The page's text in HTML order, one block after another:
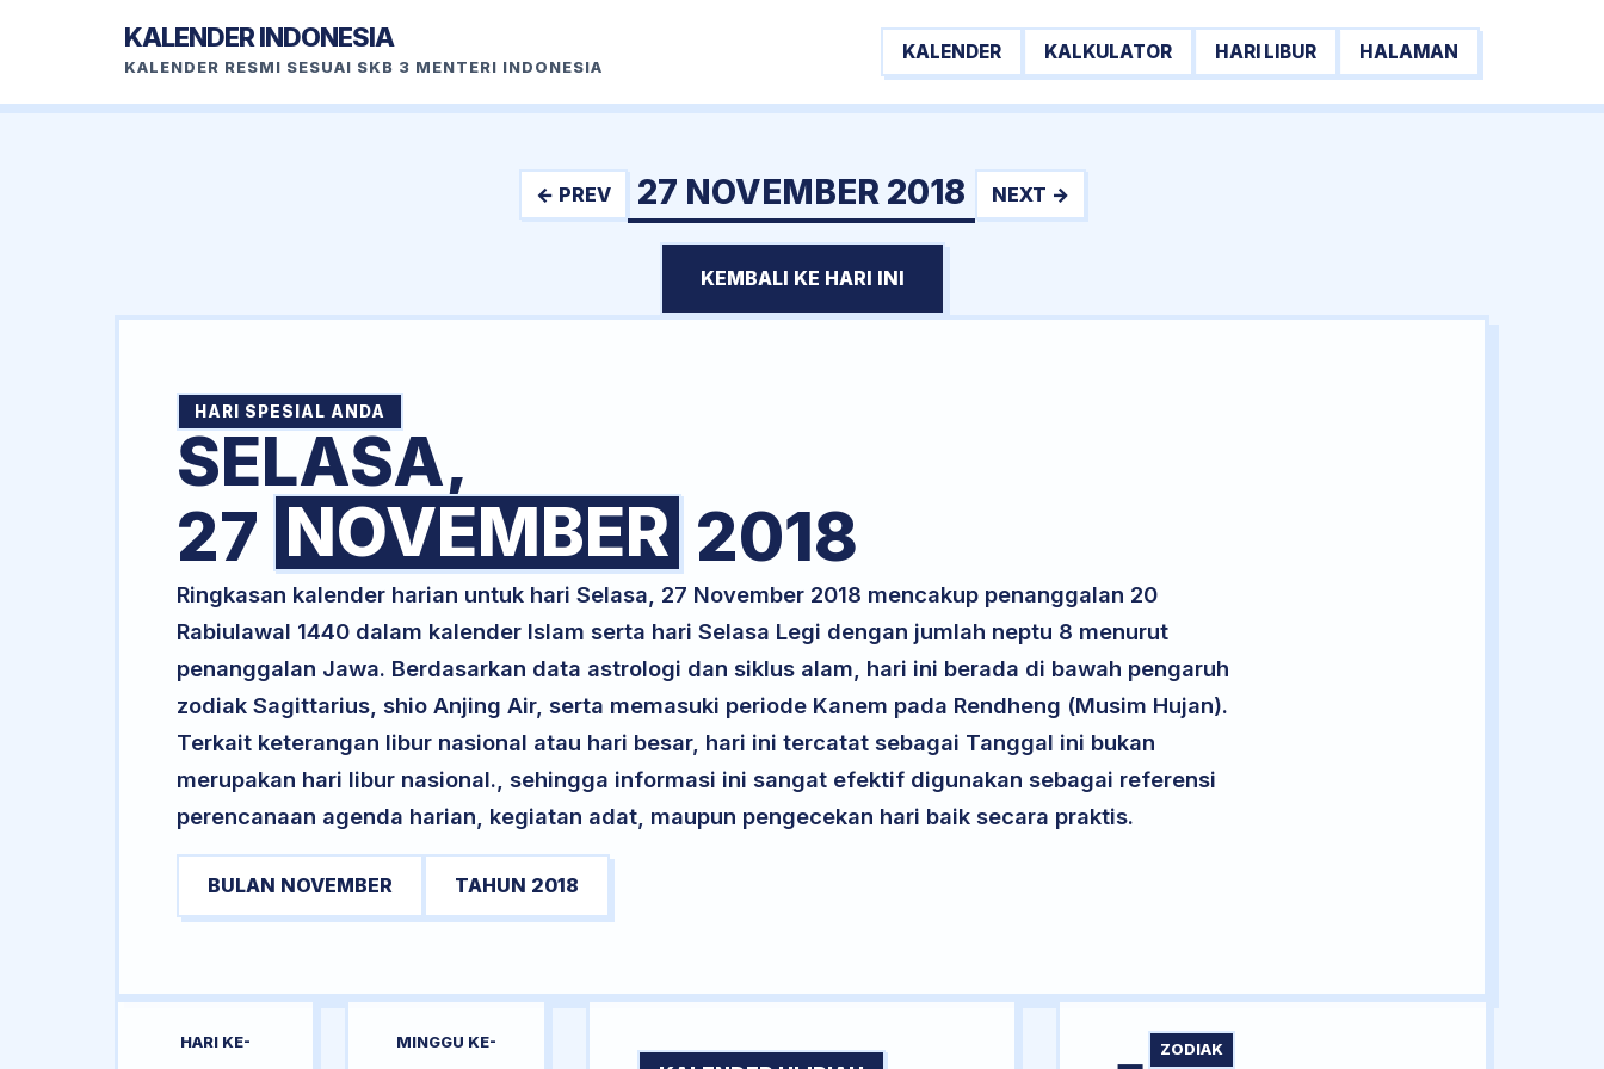
KALENDER INDONESIA
KALENDER RESMI SESUAI SKB 3 MENTERI INDONESIA
KALENDER KALKULATOR HARI LIBUR HALAMAN
← PREV 27 NOVEMBER 2018 NEXT →
KEMBALI KE HARI INI
HARI SPESIAL ANDA
SELASA,
27 NOVEMBER 2018
Ringkasan kalender harian untuk hari Selasa, 27 November 2018 mencakup penanggalan 20
Rabiulawal 1440 dalam kalender Islam serta hari Selasa Legi dengan jumlah neptu 8 menurut
penanggalan Jawa. Berdasarkan data astrologi dan siklus alam, hari ini berada di bawah pengaruh
zodiak Sagittarius, shio Anjing Air, serta memasuki periode Kanem pada Rendheng (Musim Hujan).
Terkait keterangan libur nasional atau hari besar, hari ini tercatat sebagai Tanggal ini bukan
merupakan hari libur nasional., sehingga informasi ini sangat efektif digunakan sebagai referensi
perencanaan agenda harian, kegiatan adat, maupun pengecekan hari baik secara praktis.
BULAN NOVEMBER TAHUN 2018
HARI KE- MINGGU KE- ZODIAK